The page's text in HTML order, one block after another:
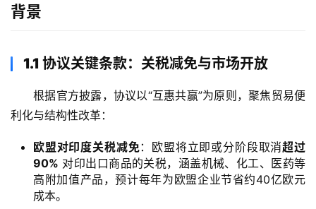
背景
1.1 协议关键条款：关税减免与市场开放
根据官方披露，协议以“互惠共赢”为原则，聚焦贸易便
利化与结构性改革：
欧盟对印度关税减免：欧盟将立即或分阶段取消超过
90% 对印出口商品的关税，涵盖机械、化工、医药等
高附加值产品，预计每年为欧盟企业节省约40亿欧元
成本。